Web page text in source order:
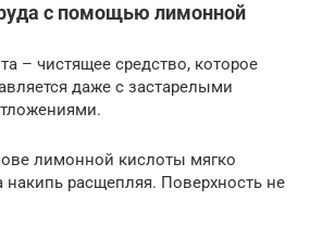
с помощью лимонной
– чистящее средство, которое
даже с застарелыми
лимонной кислоты мягко
накипь расщепляя. Поверхность не